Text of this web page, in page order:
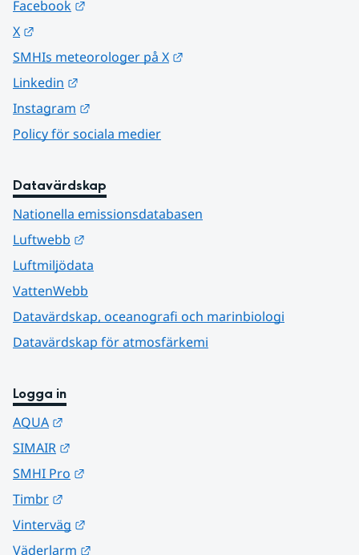
Facebook
X
SMHIs meteorologer på X
Linkedin
Instagram
Policy för sociala medier
Datavärdskap
Nationella emissionsdatabasen
Luftwebb
Luftmiljödata
VattenWebb
Datavärdskap, oceanografi och marinbiologi
Datavärdskap för atmosfärkemi
Logga in
AQUA
SIMAIR
SMHI Pro
Timbr
Vinterväg
Väderlarm